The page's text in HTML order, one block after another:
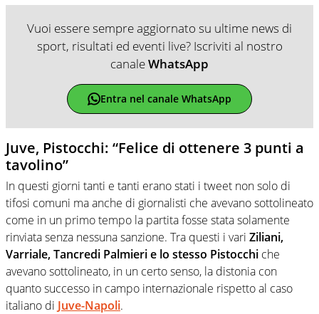
Vuoi essere sempre aggiornato su ultime news di
sport, risultati ed eventi live? Iscriviti al nostro
canaleWhatsApp
Entra nel canale WhatsApp
Juve, Pistocchi: “Felice di ottenere 3 punti a
tavolino”
In questi giorni tanti e tanti erano stati i tweet non solo di
tifosi comuni ma anche di giornalisti che avevano sottolineato
come in un primo tempo la partita fosse stata solamente
rinviata senza nessuna sanzione. Tra questi i vari Ziliani,
Varriale, Tancredi Palmieri e lo stesso Pistocchi che
avevano sottolineato, in un certo senso, la distonia con
quanto successo in campo internazionale rispetto al caso
italiano di Juve-Napoli.